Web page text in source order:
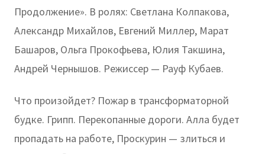
Продолжение». В ролях: Светлана Колпакова,
Александр Михайлов, Евгений Миллер, Марат
Башаров, Ольга Прокофьева, Юлия Такшина,
Андрей Чернышов. Режиссер — Рауф Кубаев.
Что произойдет? Пожар в трансформаторной
будке. Грипп. Перекопанные дороги. Алла будет
пропадать на работе, Проскурин — злиться и